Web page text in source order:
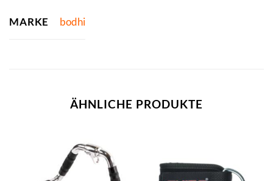
MARKE bodhi
ÄHNLICHE PRODUKTE